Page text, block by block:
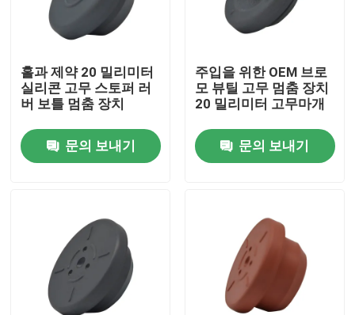
제품 소개
회사 소개
홀과 제약 20 밀리미터
실리콘 고무 스토퍼 러
버 보틀 멈춤 장치
문의 보내기
주입을 위한 OEM 브로
모 뷰틸 고무 멈춤 장치
20 밀리미터 고무마개
문의 보내기